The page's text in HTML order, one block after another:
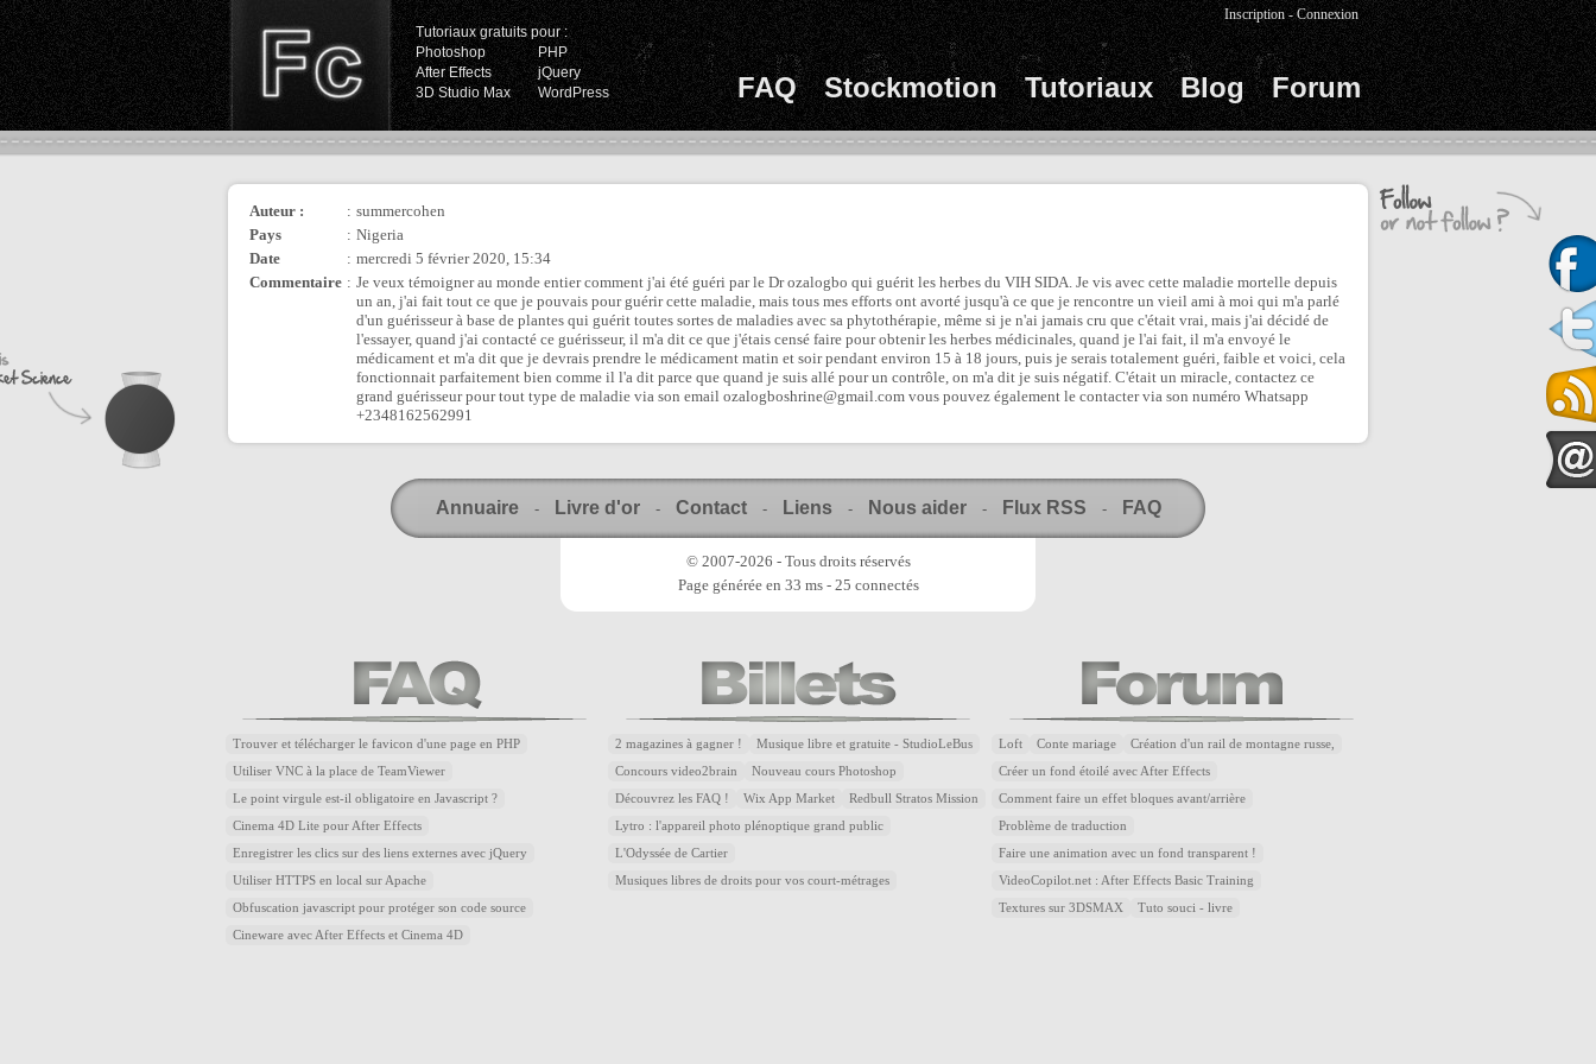
Tutoriaux gratuits pour :
Photoshop
PHP
After Effects
jQuery
3D Studio Max
WordPress FAQ Stockmotion Tutoriaux Blog Forum
Inscription -Connexion
Auteur : : summercohen
Pays
: Nigeria
Date
: mercredi 5 février 2020, 15:34
Commentaire : Je veux témoigner au monde entier comment j'ai été guéri par le Dr ozalogbo qui guérit les herbes du VIH SIDA. Je vis avec cette maladie mortelle depuis
un an, j'ai fait tout ce que je pouvais pour guérir cette maladie, mais tous mes efforts ont avorté jusqu'à ce que je rencontre un vieil ami à moi qui m'a parlé
d'un guérisseur à base de plantes qui guérit toutes sortes de maladies avec sa phytothérapie, même si je n'ai jamais cru que c'était vrai, mais j'ai décidé de
l'essayer, quand j'ai contacté ce guérisseur, il m'a dit ce que j'étais censé faire pour obtenir les herbes médicinales, quand je l'ai fait, il m'a envoyé le
médicament et m'a dit que je devrais prendre le médicament matin et soir pendant environ 15 à 18 jours, puis je serais totalement guéri, faible et voici, cela
fonctionnait parfaitement bien comme il l'a dit parce que quand je suis allé pour un contrôle, on m'a dit je suis négatif. C'était un miracle, contactez ce
grand guérisseur pour tout type de maladie via son email ozalogboshrine@gmail.com vous pouvez également le contacter via son numéro Whatsapp
+2348162562991
Annuaire - Livre d'or - Contact - Liens - Nous aider - Flux RSS - FAQ
© 2007-2026 - Tous droits réservés
Page générée en 33 ms - 25 connectés
Trouver et télécharger le favicon d'une page en PHP
Utiliser VNC à la place de TeamViewer
Le point virgule est-il obligatoire en Javascript ?
Cinema 4D Lite pour After Effects
Enregistrer les clics sur des liens externes avec jQuery
Utiliser HTTPS en local sur Apache
Obfuscation javascript pour protéger son code source
Cineware avec After Effects et Cinema 4D
2 magazines à gagner ! Musique libre et gratuite - StudioLeBus
Concours video2brain Nouveau cours Photoshop
Découvrez les FAQ ! Wix App Market Redbull Stratos Mission
Lytro : l'appareil photo plénoptique grand public
L'Odyssée de Cartier
Musiques libres de droits pour vos court-métrages
Loft Conte mariage Création d'un rail de montagne russe,
Créer un fond étoilé avec After Effects
Comment faire un effet bloques avant/arrière
Problème de traduction
Faire une animation avec un fond transparent !
VideoCopilot.net : After Effects Basic Training
Textures sur 3DSMAX Tuto souci - livre